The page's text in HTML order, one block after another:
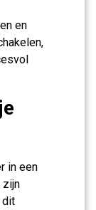
en
in een
zijn
dit